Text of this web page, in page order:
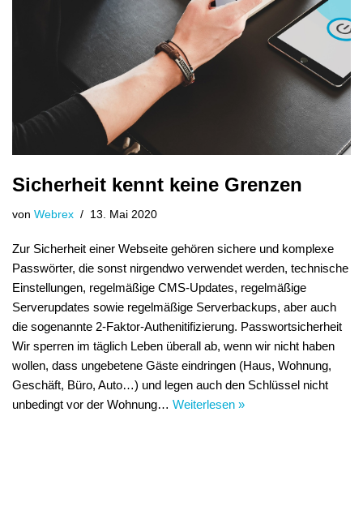
Sicherheit kennt keine Grenzen
von Webrex 13. Mai 2020
Zur Sicherheit einer Webseite gehören sichere und komplexe
Passwörter, die sonst nirgendwo verwendet werden, technische
Einstellungen, regelmäßige CMS-Updates, regelmäßige
Serverupdates sowie regelmäßige Serverbackups, aber auch
die sogenannte 2-Faktor-Authenitifizierung. Passwortsicherheit
Wir sperren im täglich Leben überall ab, wenn wir nicht haben
wollen, dass ungebetene Gäste eindringen (Haus, Wohnung,
Geschäft, Büro, Auto…) und legen auch den Schlüssel nicht
unbedingt vor der Wohnung… Weiterlesen »